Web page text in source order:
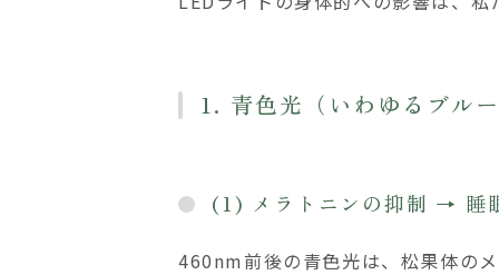
1. 青色光（いわゆるブル
(1) メラトニンの抑制 → 睡
460nm前後の青色光は、松果体の